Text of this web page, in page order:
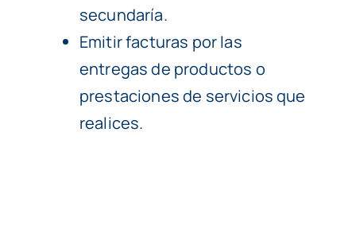
secundaría.
Emitir facturas por las
entregas de productos o
prestaciones de servicios que
realices.